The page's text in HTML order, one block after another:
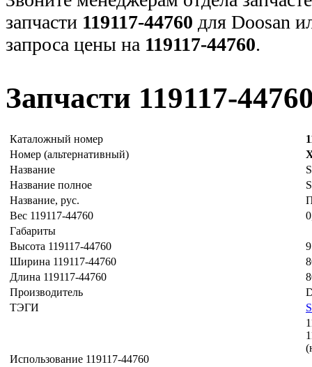
запчасти 119117-44760 для Doosan
запроса цены на 119117-44760.
Запчасти 119117-
Каталожный номер
Номер (альтернативный)
Название
Название полное
Название, рус.
Вес 119117-44760
Габариты
Высота 119117-44760
Ширина 119117-44760
Длина 119117-44760
Производитель
ТЭГИ
Использование 119117-44760